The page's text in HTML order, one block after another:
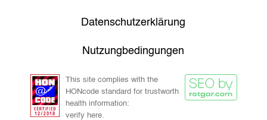
Datenschutzerklärung
Nutzungbedingungen
This site complies with the
HONcode standard for trustworth
health information:
verify here.